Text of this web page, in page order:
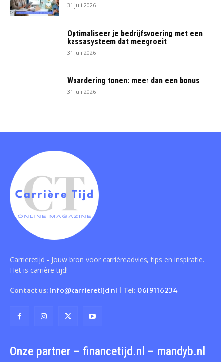
31 juli 2026
Optimaliseer je bedrijfsvoering met een
kassasysteem dat meegroeit
31 juli 2026
Waardering tonen: meer dan een bonus
31 juli 2026
Carrieretijd - Jouw bron voor carrièreadvies, tips en inspiratie.
Het is carrière tijd!
Contact us: info@carrieretijd.nl | Tel: 0619116234
Onze partner – financetijd.nl – mandyb.nl